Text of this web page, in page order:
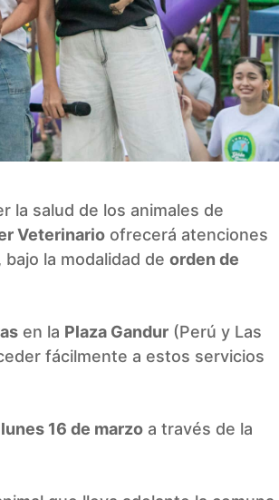
la salud de los animales de
Veterinario ofrecerá atenciones
, bajo la modalidad de orden de
en la Plaza Gandur (Perú y Las
fácilmente a estos servicios
16 de marzo a través de la